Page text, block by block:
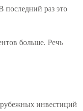
последний раз это
больше. Речь
инвестиций